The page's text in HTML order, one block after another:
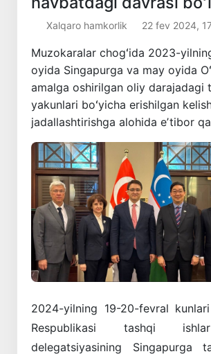
Xalqaro hamkorlik 22 fev 2024,
Muzokaralar chogʻida 2023-
oyida Singapurga va may oyida
amalga oshirilgan oliy darajadagi
yakunlari boʻyicha erishilgan
jadallashtirishga alohida eʼtibor
2024-yilning 19-20-fevral kunlari
Respublikasi tashqi
delegatsiyasining Singapurga